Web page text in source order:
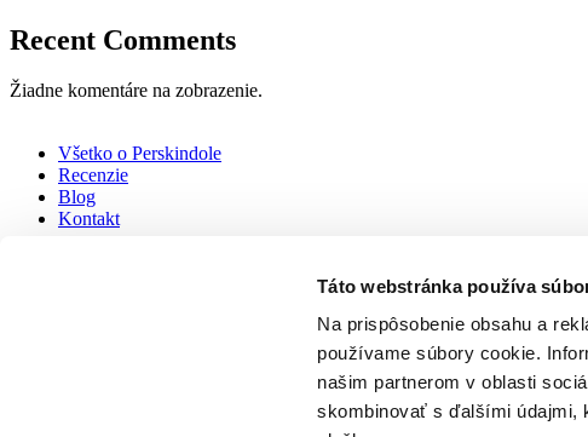
Táto webstránka používa
Na prispôsobenie obsahu a
používame súbory cookie.
našim partnerom v oblasti
skombinovať s ďalšími údajmi,
Recent Comments
Žiadne komentáre na zobrazenie.
Všetko o Perskindole
Recenzie
Blog
Kontakt
je zdravotnícka pomôcka slúžiaca na zmiernenie bolesti
: Verfora SA Route de Moncor 10 CH-1752 Villars-sur-Glâne
: Qpharma s.r.o., Ot. Ostrčila 1155/18, 370 05 České